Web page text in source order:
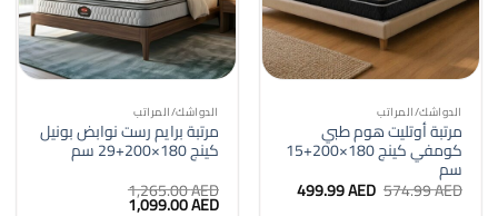
الدواشك/المراتب
مرتبة أوتليت هوم طبي
كومفي كينج 180×200+15
سم
574.99AED السعر
الأصلي499.99AED السعر
الحالي
الدواشك/المراتب
مرتبة برايم رست نوابض بونيل
كينج 180×200+29 سم
1,265.00AED
السعر1,099.00AED